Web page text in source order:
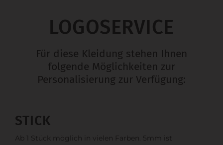
LOGOSERVICE
Für diese Kleidung stehen Ihnen
folgende Möglichkeiten zur
Personalisierung zur Verfügung:
STICK
Ab 1 Stück möglich in vielen Farben. 5mm ist